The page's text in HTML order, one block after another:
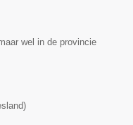
wel in de provincie
)